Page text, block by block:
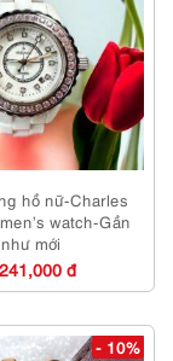
hồ nữ-Charles
watch-Gần
như mới
đ
- 10%